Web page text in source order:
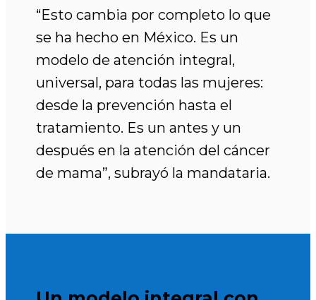
“Esto cambia por completo lo que
se ha hecho en México. Es un
modelo de atención integral,
universal, para todas las mujeres:
desde la prevención hasta el
tratamiento. Es un antes y un
después en la atención del cáncer
de mama”, subrayó la mandataria.